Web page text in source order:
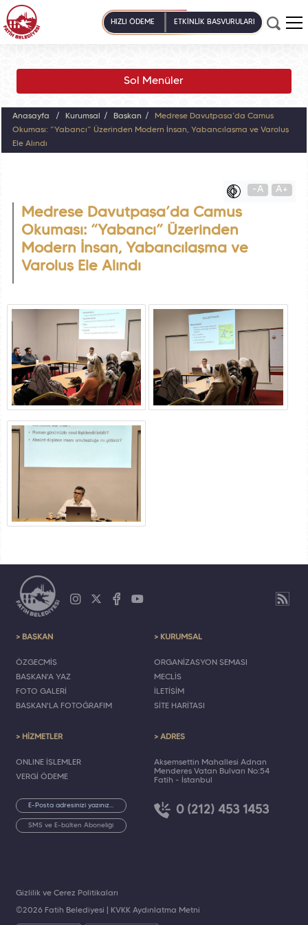
HIZLI ÖDEME ETKİNLİK BAŞVURULARI
Sol Menüler
Anasayfa Kurumsal Başkan
Medrese Davutpaşa’da Camus
Okuması: “Yabancı” Üzerinden Modern İnsan, Yabancılaşma ve Varoluş
Ele Alındı
-A A+
Medrese Davutpaşa’da Camus
Okuması: “Yabancı” Üzerinden
Modern İnsan, Yabancılaşma ve
Varoluş Ele Alındı
> BAŞKAN
ÖZGEÇMİŞ
BAŞKAN'A YAZ
FOTO GALERİ
BAŞKAN'LA FOTOĞRAFIM
> KURUMSAL
ORGANİZASYON ŞEMASI
MECLİS
İLETİŞİM
SİTE HARİTASI
> HİZMETLER
ONLINE İŞLEMLER
VERGİ ÖDEME
SMS ve E-bülten Aboneliği
> ADRES
Akşemsettin Mahallesi Adnan
Menderes Vatan Bulvarı No:54
Fatih - İstanbul
0 (212) 453 1453
©2026 Fatih Belediyesi | KVKK Aydınlatma Metni
Gizlilik ve Çerez Politikaları